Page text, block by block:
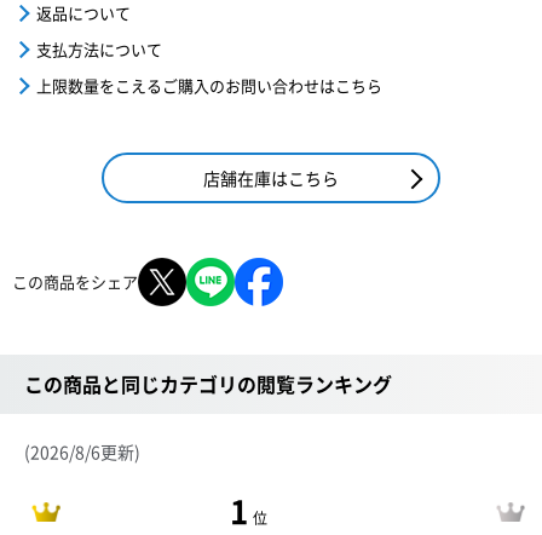
返品について
支払方法について
上限数量をこえるご購入のお問い合わせはこちら
店舗在庫はこちら
この商品をシェア
この商品と同じカテゴリの閲覧ランキング
(2026/8/6更新)
1 位